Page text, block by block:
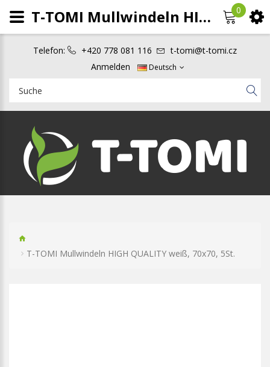
Telefon: +420 778 081 116
t-tomi@t-tomi.cz
Anmelden
Deutsch
0
T-TOMI Mullwindeln HIGH QUALITY weiß, 70x70, 5St.
T-TOMI Mullwindeln HIGH QUALITY weiß, 70x70, 5St.